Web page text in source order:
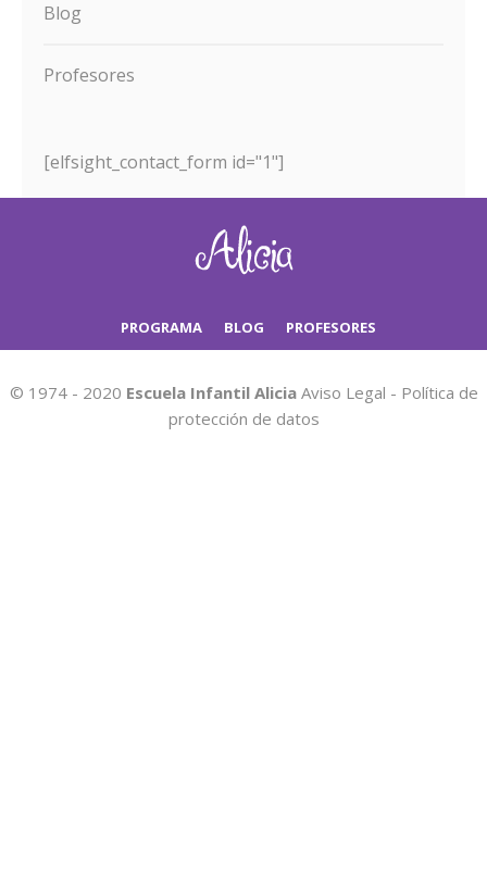
Blog
Profesores
[elfsight_contact_form id="1"]
PROGRAMA BLOG PROFESORES
© 1974 - 2020 Escuela Infantil Alicia Aviso Legal - Política de
protección de datos